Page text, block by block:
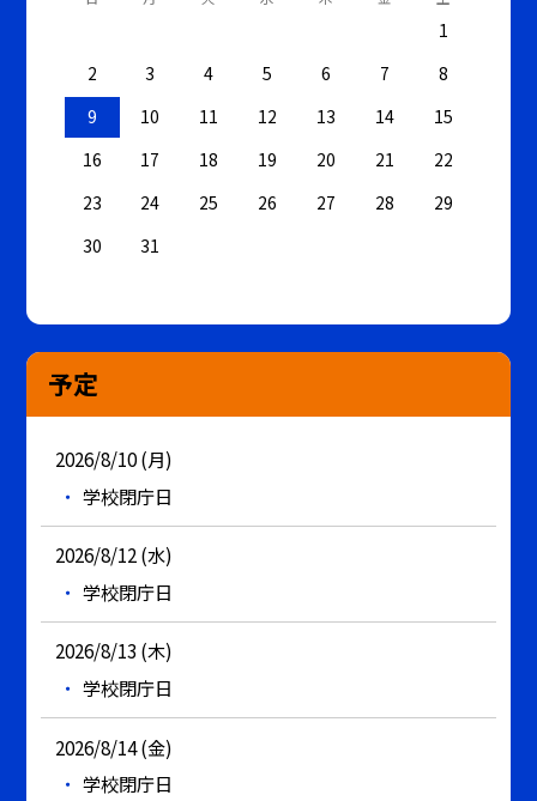
1
2
3 4 5 6 7
8
9
10 11 12 13 14
15
16
17 18 19 20 21
22
23
24 25 26 27 28
29
30
31
予定
2026/8/10 (月)
学校閉庁日
2026/8/12 (水)
学校閉庁日
2026/8/13 (木)
学校閉庁日
2026/8/14 (金)
学校閉庁日